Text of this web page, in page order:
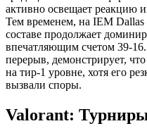
активно освещает реакцию
Тем временем, на IEM Dallas
составе продолжает
впечатляющим счетом 39-
перерыв, демонстрирует,
на тир-1 уровне, хотя его
вызвали споры.
Valorant: